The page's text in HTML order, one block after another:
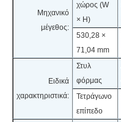
Μηχανικό
μέγεθος:
χώρος (W
× H)
530,28 ×
71,04 mm
Ειδικά
χαρακτηριστικά:
Στυλ
φόρμας
Τετράγωνο
επίπεδο